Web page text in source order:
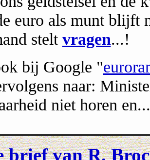
euro als munt blijft
stelt vragen...!
bij Google "
naar:
niet horen
brief van R.